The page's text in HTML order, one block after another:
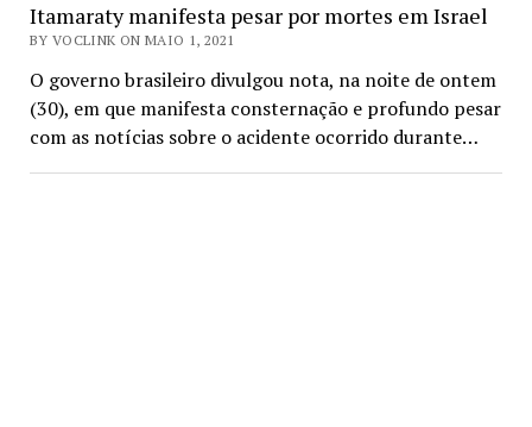
Itamaraty manifesta pesar por mortes em Israel
BY VOCLINK ON MAIO 1, 2021
O governo brasileiro divulgou nota, na noite de ontem
(30), em que manifesta consternação e profundo pesar
com as notícias sobre o acidente ocorrido durante…